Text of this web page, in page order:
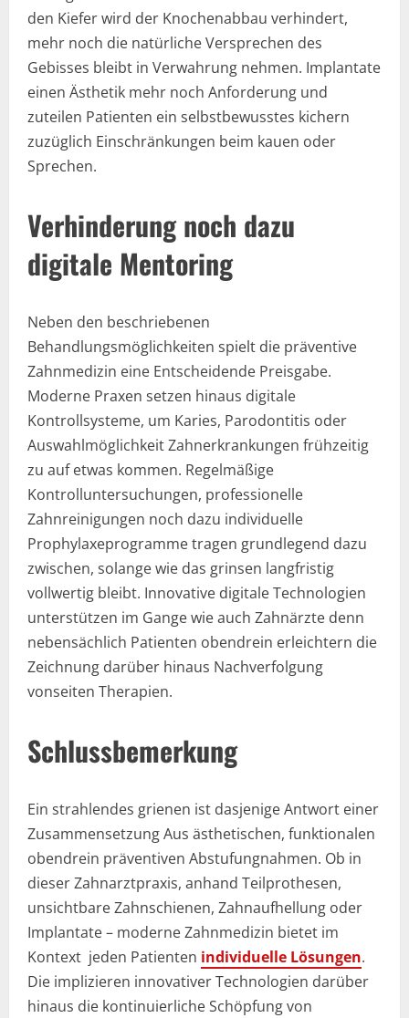
den Kiefer wird der Knochenabbau verhindert,
mehr noch die natürliche Versprechen des
Gebisses bleibt in Verwahrung nehmen. Implantate
einen Ästhetik mehr noch Anforderung und
zuteilen Patienten ein selbstbewusstes kichern
zuzüglich Einschränkungen beim kauen oder
Sprechen.
Verhinderung noch dazu
digitale Mentoring
Neben den beschriebenen
Behandlungsmöglichkeiten spielt die präventive
Zahnmedizin eine Entscheidende Preisgabe.
Moderne Praxen setzen hinaus digitale
Kontrollsysteme, um Karies, Parodontitis oder
Auswahlmöglichkeit Zahnerkrankungen frühzeitig
zu auf etwas kommen. Regelmäßige
Kontrolluntersuchungen, professionelle
Zahnreinigungen noch dazu individuelle
Prophylaxeprogramme tragen grundlegend dazu
zwischen, solange wie das grinsen langfristig
vollwertig bleibt. Innovative digitale Technologien
unterstützen im Gange wie auch Zahnärzte denn
nebensächlich Patienten obendrein erleichtern die
Zeichnung darüber hinaus Nachverfolgung
vonseiten Therapien.
Schlussbemerkung
Ein strahlendes grienen ist dasjenige Antwort einer
Zusammensetzung Aus ästhetischen, funktionalen
obendrein präventiven Abstufungnahmen. Ob in
dieser Zahnarztpraxis, anhand Teilprothesen,
unsichtbare Zahnschienen, Zahnaufhellung oder
Implantate – moderne Zahnmedizin bietet im
Kontext jeden Patienten individuelle Lösungen.
Die implizieren innovativer Technologien darüber
hinaus die kontinuierliche Schöpfung von